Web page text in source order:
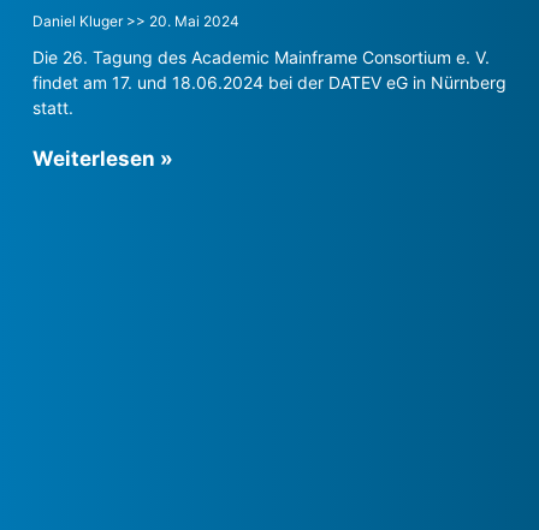
Daniel Kluger 20. Mai 2024
Die 26. Tagung des Academic Mainframe Consortium e. V.
findet am 17. und 18.06.2024 bei der DATEV eG in Nürnberg
statt.
Weiterlesen »